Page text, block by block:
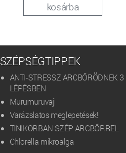
kosárba
SZÉPSÉGTIPPEK
ANTI-STRESSZ ARCBŐRÖDNEK 3
LÉPÉSBEN
Murumuruvaj
Varázslatos meglepetések!
TINIKORBAN SZÉP ARCBŐRREL
Chlorella mikroalga